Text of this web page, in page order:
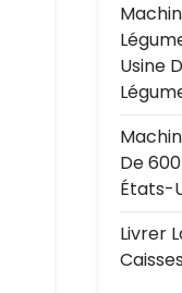
Usine
De
États-
Livrer